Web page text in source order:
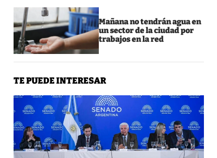
Mañana no tendrán agua en
un sector de la ciudad por
trabajos en la red
TE PUEDE INTERESAR